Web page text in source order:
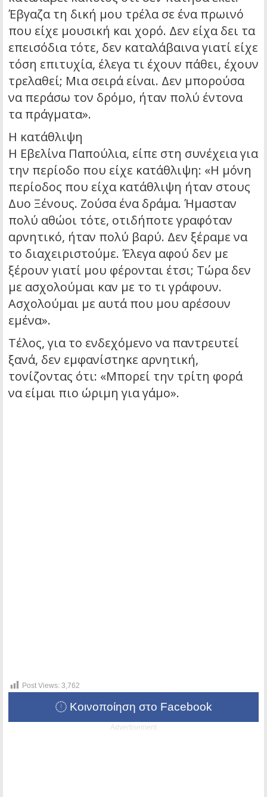
Έβγαζα τη δική μου τρέλα σε ένα πρωινό
που είχε μουσική και χορό. Δεν είχα δει τα
επεισόδια τότε, δεν καταλάβαινα γιατί είχε
τόση επιτυχία, έλεγα τι έχουν πάθει, έχουν
τρελαθεί; Μια σειρά είναι. Δεν μπορούσα
να περάσω τον δρόμο, ήταν πολύ έντονα
τα πράγματα».
Η κατάθλιψη
Η Εβελίνα Παπούλια, είπε στη συνέχεια για
την περίοδο που είχε κατάθλιψη: «Η μόνη
περίοδος που είχα κατάθλιψη ήταν στους
Δυο Ξένους. Ζούσα ένα δράμα. Ήμασταν
πολύ αθώοι τότε, οτιδήποτε γραφόταν
αρνητικό, ήταν πολύ βαρύ. Δεν ξέραμε να
το διαχειριστούμε. Έλεγα αφού δεν με
ξέρουν γιατί μου φέρονται έτσι; Τώρα δεν
με ασχολούμαι καν με το τι γράφουν.
Ασχολούμαι με αυτά που μου αρέσουν
εμένα».
Τέλος, για το ενδεχόμενο να παντρευτεί
ξανά, δεν εμφανίστηκε αρνητική,
τονίζοντας ότι: «Μπορεί την τρίτη φορά
να είμαι πιο ώριμη για γάμο».
Post Views: 3,762
Κοινοποίηση στο Facebook
Advertisement